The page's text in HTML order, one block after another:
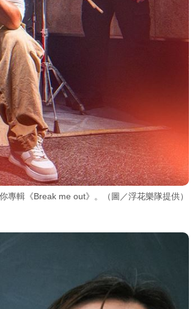
專輯《Break me out》。（圖／浮花樂隊提供）